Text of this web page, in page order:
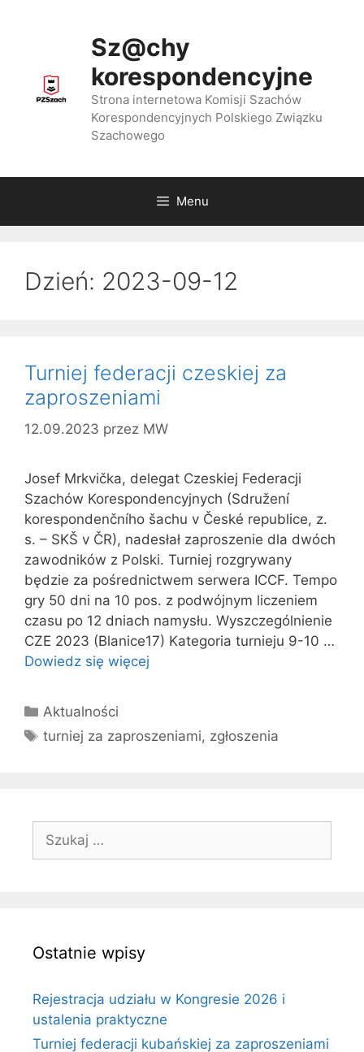
Sz@chy
korespondencyjne
Strona internetowa Komisji Szachów
Korespondencyjnych Polskiego Związku
Szachowego
Menu
Dzień: 2023-09-12
Turniej federacji czeskiej za
zaproszeniami
12.09.2023 przez MW
Josef Mrkvička, delegat Czeskiej Federacji
Szachów Korespondencyjnych (Sdružení
korespondenčního šachu v České republice, z.
s. – SKŠ v ČR), nadesłał zaproszenie dla dwóch
zawodników z Polski. Turniej rozgrywany
będzie za pośrednictwem serwera ICCF. Tempo
gry 50 dni na 10 pos. z podwójnym liczeniem
czasu po 12 dniach namysłu. Wyszczególnienie
CZE 2023 (Blanice17) Kategoria turnieju 9-10 …
Dowiedz się więcej
Kategorie
Aktualności
Tagi
turniej za zaproszeniami, zgłoszenia
Ostatnie wpisy
Rejestracja udziału w Kongresie 2026 i
ustalenia praktyczne
Turniej federacji kubańskiej za zaproszeniami